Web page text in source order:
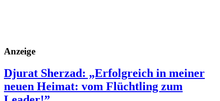
Anzeige
Djurat Sherzad: „Erfolgreich in meiner
neuen Heimat: vom Flüchtling zum